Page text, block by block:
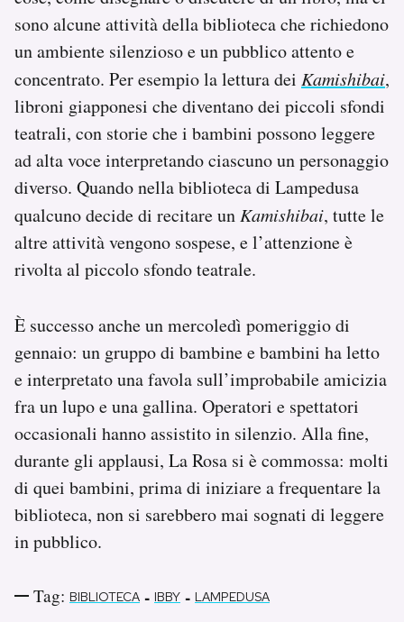
sono alcune attività della biblioteca che richiedono
un ambiente silenzioso e un pubblico attento e
concentrato. Per esempio la lettura dei Kamishibai,
libroni giapponesi che diventano dei piccoli sfondi
teatrali, con storie che i bambini possono leggere
ad alta voce interpretando ciascuno un personaggio
diverso. Quando nella biblioteca di Lampedusa
qualcuno decide di recitare unKamishibai, tutte le
altre attività vengono sospese, e l’attenzione è
rivolta al piccolo sfondo teatrale.
È successo anche un mercoledì pomeriggio di
gennaio: un gruppo di bambine e bambini ha letto
e interpretato una favola sull’improbabile amicizia
fra un lupo e una gallina. Operatori e spettatori
occasionali hanno assistito in silenzio. Alla fine,
durante gli applausi, La Rosa si è commossa: molti
di quei bambini, prima di iniziare a frequentare la
biblioteca, non si sarebbero mai sognati di leggere
in pubblico.
Tag: BIBLIOTECA - IBBY - LAMPEDUSA